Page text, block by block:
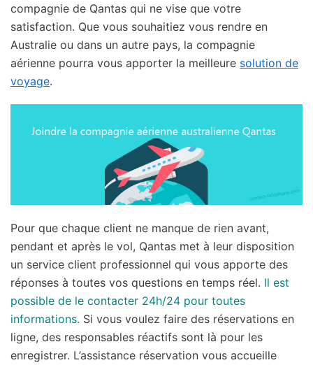
compagnie de Qantas qui ne vise que votre
satisfaction. Que vous souhaitiez vous rendre en
Australie ou dans un autre pays, la compagnie
aérienne pourra vous apporter la meilleure solution de
voyage.
Pour que chaque client ne manque de rien avant,
pendant et après le vol, Qantas met à leur disposition
un service client professionnel qui vous apporte des
réponses à toutes vos questions en temps réel. Il est
possible de le contacter 24h/24 pour toutes
informations. Si vous voulez faire des réservations en
ligne, des responsables réactifs sont là pour les
enregistrer. L’assistance réservation vous accueille